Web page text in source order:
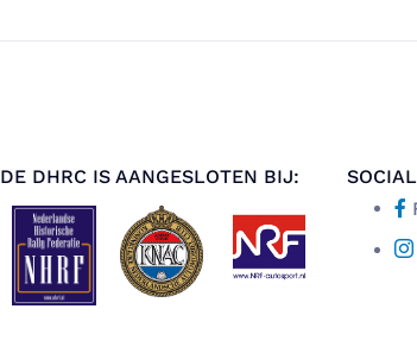
DE DHRC IS AANGESLOTEN BIJ: